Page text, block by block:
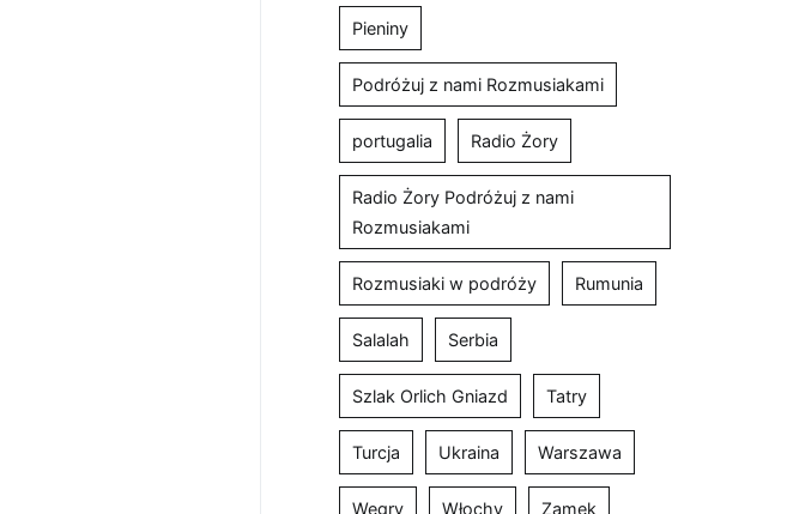
Pieniny
Podróżuj z nami Rozmusiakami
portugalia Radio Żory
Radio Żory Podróżuj z nami
Rozmusiakami
Rozmusiaki w podróży Rumunia
Salalah Serbia
Szlak Orlich Gniazd Tatry
Turcja Ukraina Warszawa
Węgry Włochy Zamek